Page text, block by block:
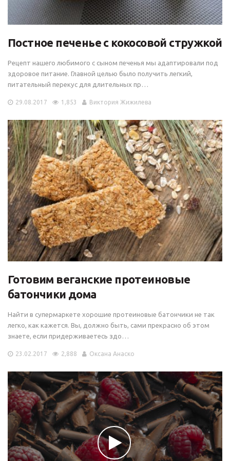
Постное печенье с кокосовой стружкой
Рецепт нашего любимого с сыном печенья мы адаптировали под
здоровое питание. Главной целью было получить легкий,
питательный перекус для длительных пр…
29.08.2017 1,853 Виктория Жижилева
Готовим веганские протеиновые
батончики дома
Найти в супермаркете хорошие протеиновые батончики не так
легко, как кажется. Вы, должно быть, сами прекрасно об этом
знаете, если придерживаетесь здо…
23.02.2017 2,888 Оксана Анаско